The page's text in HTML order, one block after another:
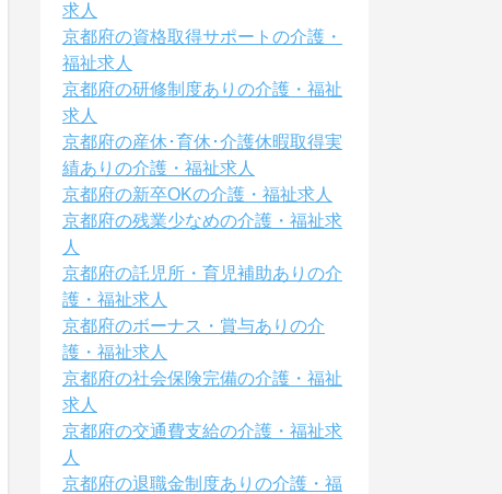
求人
京都府の資格取得サポートの介護・
福祉求人
京都府の研修制度ありの介護・福祉
求人
京都府の産休･育休･介護休暇取得実
績ありの介護・福祉求人
京都府の新卒OKの介護・福祉求人
京都府の残業少なめの介護・福祉求
人
京都府の託児所・育児補助ありの介
護・福祉求人
京都府のボーナス・賞与ありの介
護・福祉求人
京都府の社会保険完備の介護・福祉
求人
京都府の交通費支給の介護・福祉求
人
京都府の退職金制度ありの介護・福